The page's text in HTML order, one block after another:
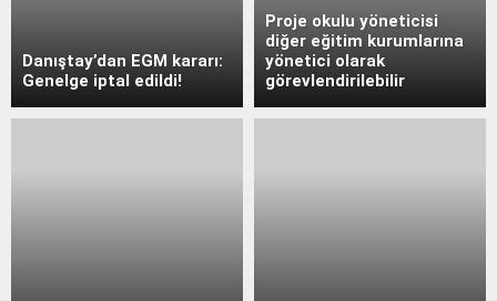
Danıştay’dan EGM kararı:
Genelge iptal edildi!
Proje okulu yöneticisi
diğer eğitim kurumlarına
yönetici olarak
görevlendirilebilir